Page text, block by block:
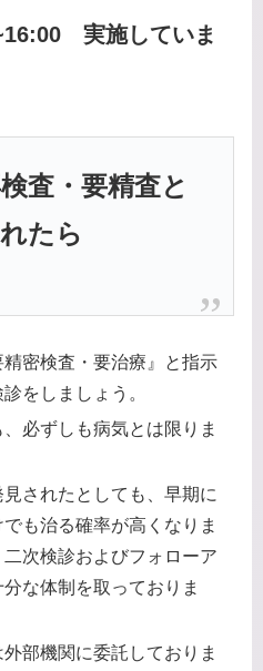
実施していま
査・要精査と
たら
密検査・要治療』と指示
をしましょう。
必ずしも病気とは限りま
されたとしても、早期に
も治る確率が高くなりま
次検診およびフォローア
な体制を取っておりま
部機関に委託しておりま